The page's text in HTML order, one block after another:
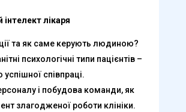
інтелект лікаря
та як саме керують людиною?
психологічні типи пацієнтів –
співпраці.
і побудова команди, як
злагодженої роботи клініки.